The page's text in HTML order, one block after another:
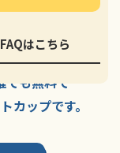
FAQはこちら
務める、野球の
の野球大会。
でも無料で
カップです。